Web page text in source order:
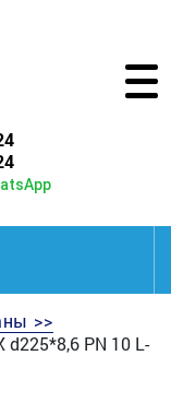
>>
d225*8,6 PN 10 L-